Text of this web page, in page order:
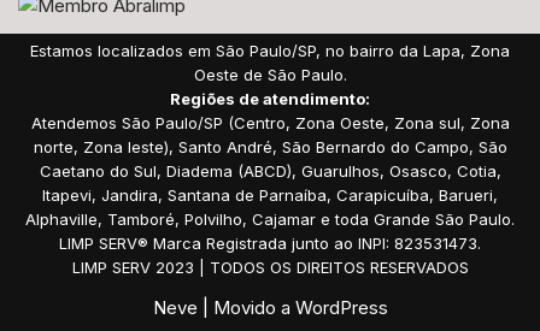
Estamos localizados em São Paulo/SP, no bairro da Lapa, Zona
Oeste de São Paulo.
Regiões de atendimento:
Atendemos São Paulo/SP (Centro, Zona Oeste, Zona sul, Zona
norte, Zona leste), Santo André, São Bernardo do Campo, São
Caetano do Sul, Diadema (ABCD), Guarulhos, Osasco, Cotia,
Itapevi, Jandira, Santana de Parnaíba, Carapicuíba, Barueri,
Alphaville, Tamboré, Polvilho, Cajamar e toda Grande São Paulo.
LIMP SERV® Marca Registrada junto ao INPI: 823531473.
LIMP SERV 2023 | TODOS OS DIREITOS RESERVADOS
Neve | Movido a WordPress